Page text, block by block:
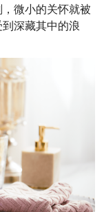
微小的关怀就被
深藏其中的浪